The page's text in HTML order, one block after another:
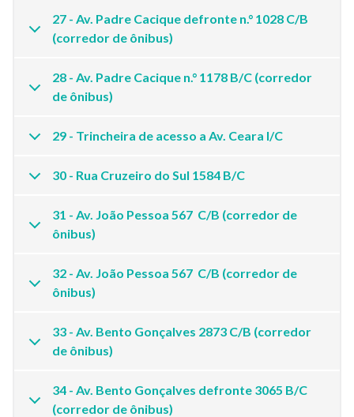
27 - Av. Padre Cacique defronte n.° 1028 C/B
(corredor de ônibus)
28 - Av. Padre Cacique n.° 1178 B/C (corredor
de ônibus)
29 - Trincheira de acesso a Av. Ceara I/C
30 - Rua Cruzeiro do Sul 1584 B/C
31 - Av. João Pessoa 567 C/B (corredor de
ônibus)
32 - Av. João Pessoa 567 C/B (corredor de
ônibus)
33 - Av. Bento Gonçalves 2873 C/B (corredor
de ônibus)
34 - Av. Bento Gonçalves defronte 3065 B/C
(corredor de ônibus)